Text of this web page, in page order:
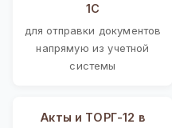
1С
для отправки документов
напрямую из учетной
системы
Акты и ТОРГ-12 в